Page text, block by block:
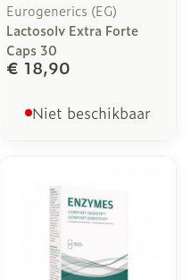
Eurogenerics (EG)
Lactosolv Extra Forte
Caps 30
€ 18,90
Niet beschikbaar